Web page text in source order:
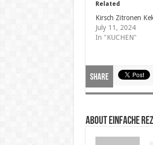
Related
Kirsch Zitronen
July 11, 2024
In "KUCHEN"
Share
About Einfache